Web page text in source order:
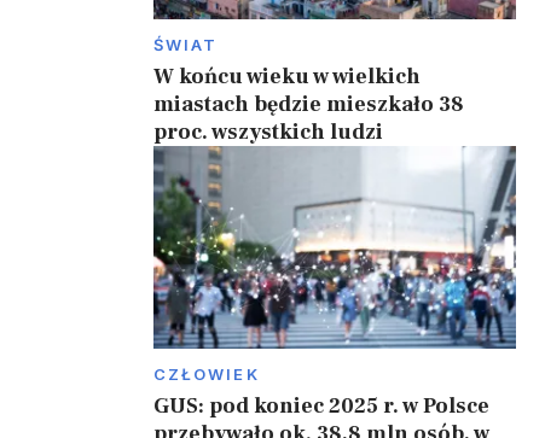
ŚWIAT
W końcu wieku w wielkich
miastach będzie mieszkało 38
proc. wszystkich ludzi
CZŁOWIEK
GUS: pod koniec 2025 r. w Polsce